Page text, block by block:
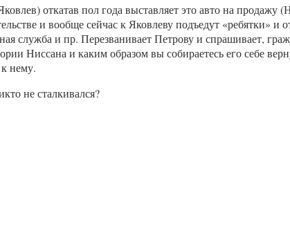
откатав пол года выставляет это авто на продажу
и вообще сейчас к Яковлеву подъедут «ребятки» и
служба и пр. Перезванивает Петрову и спрашивает,
Ниссана и каким образом вы собираетесь его себе
нему.
не сталкивался?